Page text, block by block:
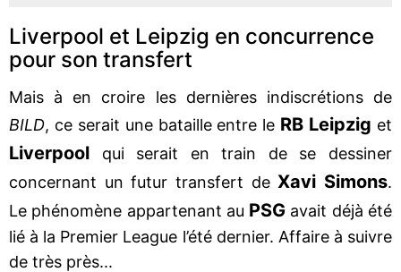
Liverpool et Leipzig en concurrence
pour son transfert
Mais à en croire les dernières indiscrétions de
BILD, ce serait une bataille entre le RB Leipzig et
Liverpool
qui serait en train de se dessiner
concernant un futur transfert deXavi Simons.
Le phénomène appartenant au PSG avait déjà été
lié à la Premier League l’été dernier. Affaire à suivre
de très près...